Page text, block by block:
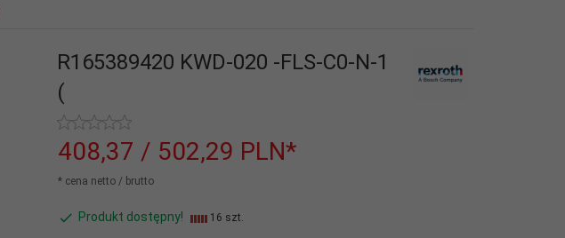
R165389420 KWD-020 -FLS-C0-N-1
(
408,37 / 502,29 PLN*
* cena netto / brutto
Produkt dostępny! 16 szt.